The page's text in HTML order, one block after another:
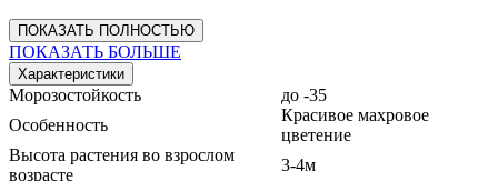
ПОКАЗАТЬ ПОЛНОСТЬЮ
ПОКАЗАТЬ БОЛЬШЕ
Характеристики
Морозостойкость
до -35
Особенность
Красивое махровое
цветение
Высота растения во взрослом
возрасте
3-4м